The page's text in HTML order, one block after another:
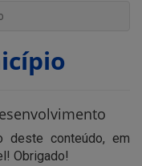
deste conteúdo, em
Obrigado!